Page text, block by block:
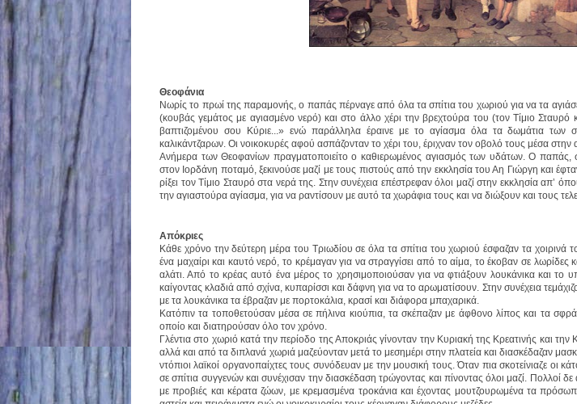
Θεοφάνια
Νωρίς το πρωί της παραμονής, ο παπάς πέρναγε από όλα τα σπίτια του χωριού για να τα
(κουβάς γεμάτος με αγιασμένο νερό) και στο άλλο χέρι την βρεχτούρα του (τον Τίμιο Σταυρό
βαπτιζομένου σου Κύριε...» ενώ παράλληλα έραινε με το αγίασμα όλα τα δωμάτια των
καλικάντζαρων. Οι νοικοκυρές αφού ασπάζονταν το χέρι του, έριχναν τον οβολό τους μέσα στην
Ανήμερα των Θεοφανίων πραγματοποιείτο ο καθιερωμένος αγιασμός των υδάτων. Ο παπάς,
στον Ιορδάνη ποταμό, ξεκινούσε μαζί με τους πιστούς από την εκκλησία του Αη Γιώργη και
ρίξει τον Τίμιο Σταυρό στα νερά της. Στην συνέχεια επέστρεφαν όλοι μαζί στην εκκλησία απ’
την αγιαστούρα αγίασμα, για να ραντίσουν με αυτό τα χωράφια τους και να διώξουν και τους
Απόκριες
Κάθε χρόνο την δεύτερη μέρα του Τριωδίου σε όλα τα σπίτια του χωριού έσφαζαν τα
ένα μαχαίρι και καυτό νερό, το κρέμαγαν για να στραγγίσει από το αίμα, το έκοβαν σε λωρίδες
αλάτι. Από το κρέας αυτό ένα μέρος το χρησιμοποιούσαν για να φτιάξουν λουκάνικα και το
καίγοντας κλαδιά από σχίνα, κυπαρίσσι και δάφνη για να το αρωματίσουν. Στην συνέχεια
με τα λουκάνικα τα έβραζαν με πορτοκάλια, κρασί και διάφορα μπαχαρικά.
Κατόπιν τα τοποθετούσαν μέσα σε πήλινα κιούπια, τα σκέπαζαν με άφθονο λίπος και τα
οποίο και διατηρούσαν όλο τον χρόνο.
Γλέντια στο χωριό κατά την περίοδο της Αποκριάς γίνονταν την Κυριακή της Κρεατινής και
αλλά και από τα διπλανά χωριά μαζεύονταν μετά το μεσημέρι στην πλατεία και διασκέδαζαν
ντόπιοι λαϊκοί οργανοπαίχτες τους συνόδευαν με την μουσική τους. Όταν πια σκοτείνιαζε οι
σε σπίτια συγγενών και συνέχισαν την διασκέδαση τρώγοντας και πίνοντας όλοι μαζί. Πολλοί
με προβιές και κέρατα ζώων, με κρεμασμένα τροκάνια και έχοντας μουτζουρωμένα τα